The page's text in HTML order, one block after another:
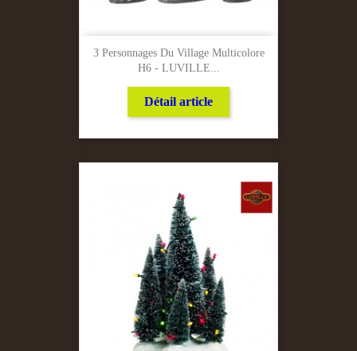
3 Personnages Du Village Multicolore
H6 - LUVILLE...
Détail article